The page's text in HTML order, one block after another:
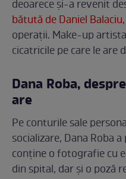
deoarece și-a revenit
bătută de Daniel Balaciu
operații. Make-up
cicatricile pe care le are
Dana Roba,
are
Pe conturile sale
socializare, Dana Roba
conține o fotografie cu
din spital, dar și o poză